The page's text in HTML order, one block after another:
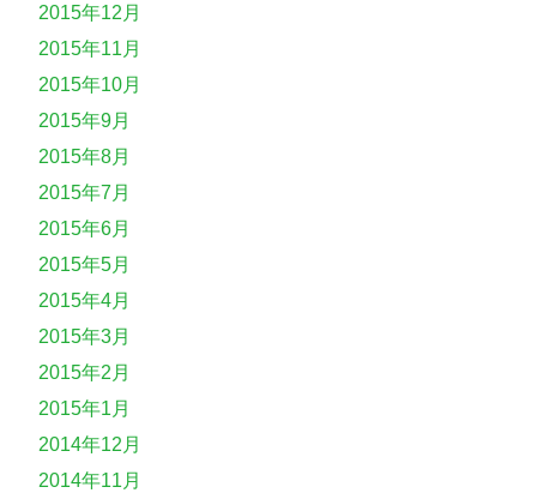
2015年12月
2015年11月
2015年10月
2015年9月
2015年8月
2015年7月
2015年6月
2015年5月
2015年4月
2015年3月
2015年2月
2015年1月
2014年12月
2014年11月